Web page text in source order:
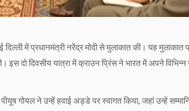
में प्रधानमंत्री नरेंद्र मोदी से मुलाकात की। यह मुलाकात
दो दिवसीय यात्रा में क्राउन प्रिंस ने भारत में अपने विभिन्न
गोयल ने उन्हें हवाई अड्डे पर स्वागत किया, जहां उन्हें